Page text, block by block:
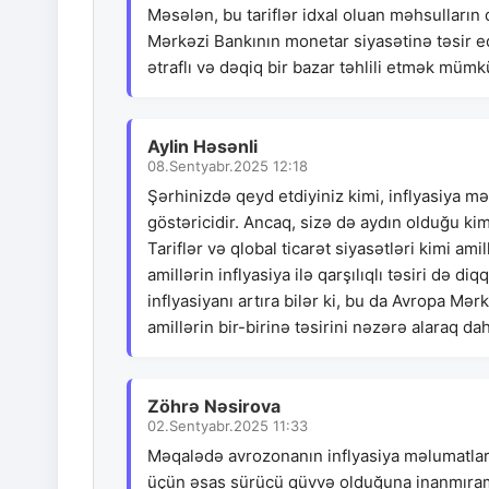
Məsələn, bu tariflər idxal oluan
Mərkəzi Bankının monetar siyasətinə təsir
ətraflı və dəqiq bir bazar təhlili etmək
Aylin Həsənli
08.Sentyabr.2025 12:18
Şərhinizdə qeyd etdiyiniz kimi, inflyasiya
göstəricidir. Ancaq, sizə də aydın olduğu
Tariflər və qlobal ticarət siyasətləri kimi
amillərin inflyasiya ilə qarşılıqlı təsiri də
inflyasiyanı artıra bilər ki, bu da Avropa
amillərin bir-birinə təsirini nəzərə alaraq
Zöhrə Nəsirova
02.Sentyabr.2025 11:33
Məqalədə avrozonanın inflyasiya
üçün əsas sürücü qüvvə olduğuna